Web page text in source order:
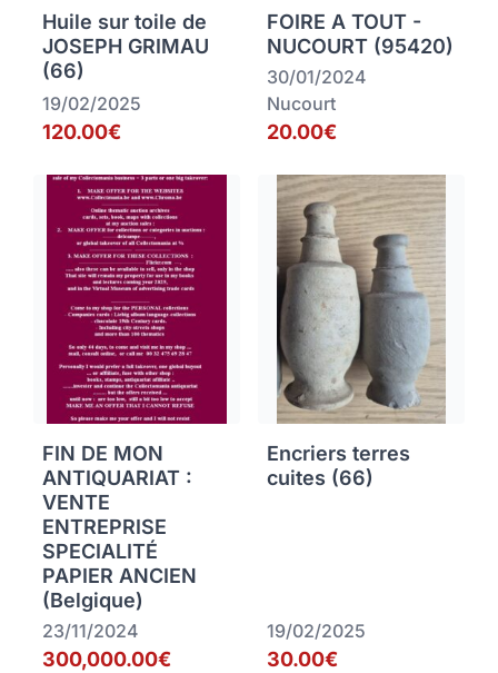
Huile sur toile de
JOSEPH GRIMAU
(66)
19/02/2025
120.00€
FOIRE A TOUT -
NUCOURT (95420)
30/01/2024
Nucourt
20.00€
FIN DE MON
ANTIQUARIAT :
VENTE
ENTREPRISE
SPECIALITÉ
PAPIER ANCIEN
(Belgique)
23/11/2024
300,000.00€
Encriers terres
cuites (66)
19/02/2025
30.00€